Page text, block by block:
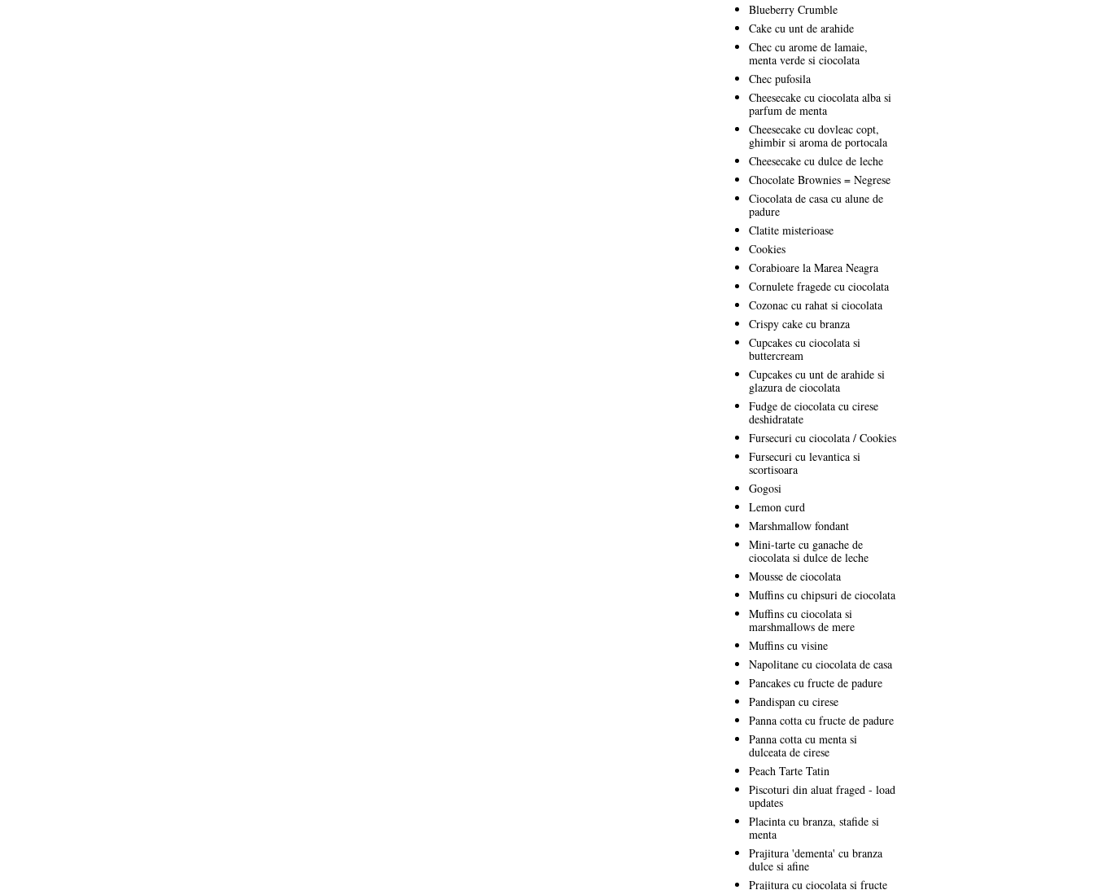
Blueberry Crumble
Cake cu unt de arahide
Chec cu arome de lamaie,
menta verde si ciocolata
Chec pufosila
Cheesecake cu ciocolata alba si
parfum de menta
Cheesecake cu dovleac copt,
ghimbir si aroma de portocala
Cheesecake cu dulce de leche
Chocolate Brownies = Negrese
Ciocolata de casa cu alune de
padure
Clatite misterioase
Cookies
Corabioare la Marea Neagra
Cornulete fragede cu ciocolata
Cozonac cu rahat si ciocolata
Crispy cake cu branza
Cupcakes cu ciocolata si
buttercream
Cupcakes cu unt de arahide si
glazura de ciocolata
Fudge de ciocolata cu cirese
deshidratate
Fursecuri cu ciocolata / Cookies
Fursecuri cu levantica si
scortisoara
Gogosi
Lemon curd
Marshmallow fondant
Mini-tarte cu ganache de
ciocolata si dulce de leche
Mousse de ciocolata
Muffins cu chipsuri de ciocolata
Muffins cu ciocolata si
marshmallows de mere
Muffins cu visine
Napolitane cu ciocolata de casa
Pancakes cu fructe de padure
Pandispan cu cirese
Panna cotta cu fructe de padure
Panna cotta cu menta si
dulceata de cirese
Peach Tarte Tatin
Piscoturi din aluat fraged - load
updates
Placinta cu branza, stafide si
menta
Prajitura 'dementa' cu branza
dulce si afine
Prajitura cu ciocolata si fructe